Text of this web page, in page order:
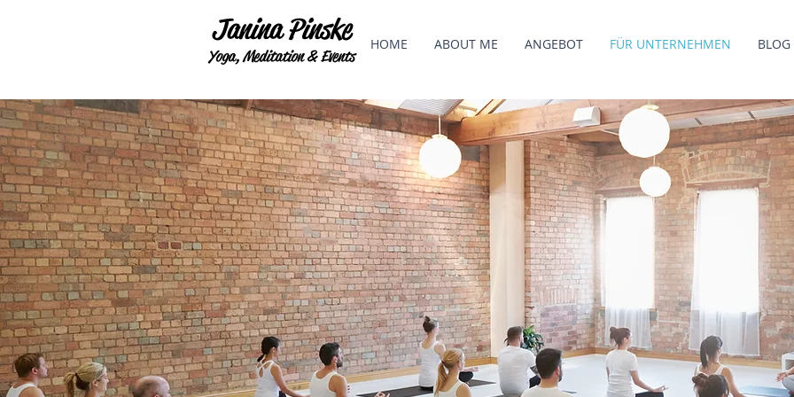
HOME ABOUT ME ANGEBOT FÜR UNTERNEHMEN BLOG
Janina Pinske
Yoga, Meditation & Events